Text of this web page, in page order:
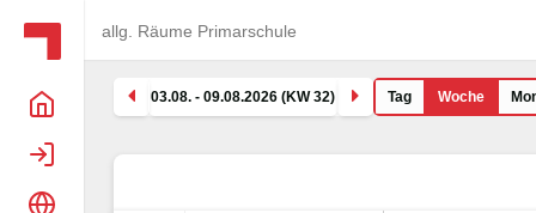
Home
Login
allg. Räume Primarschule
03.08. - 09.08.2026 (KW 32) Tag Woche